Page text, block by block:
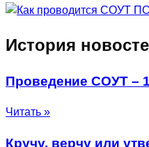
История
Проведение СОУТ –
Читать »
Кручу, верчу или